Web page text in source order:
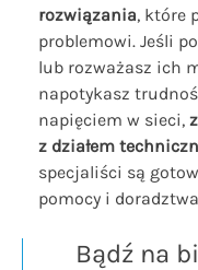
rozwiązania, które
problemowi. Jeśli
lub rozważasz ich
napotykasz
napięciem w sieci,
z działem
specjaliści są
pomocy i
Bądź na